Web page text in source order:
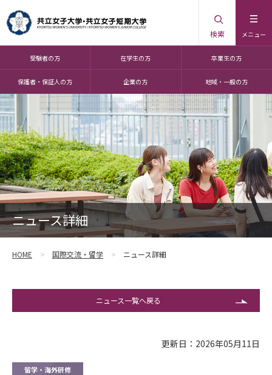
メニュー
検索
受験者の方 在学生の方 卒業生の方
保護者・保証人の方 企業の方 地域・一般の方
ニュース詳細
HOME 国際交流・留学 ニュース詳細
ニュース一覧へ戻る
更新日：2026年05月11日
留学・海外研修